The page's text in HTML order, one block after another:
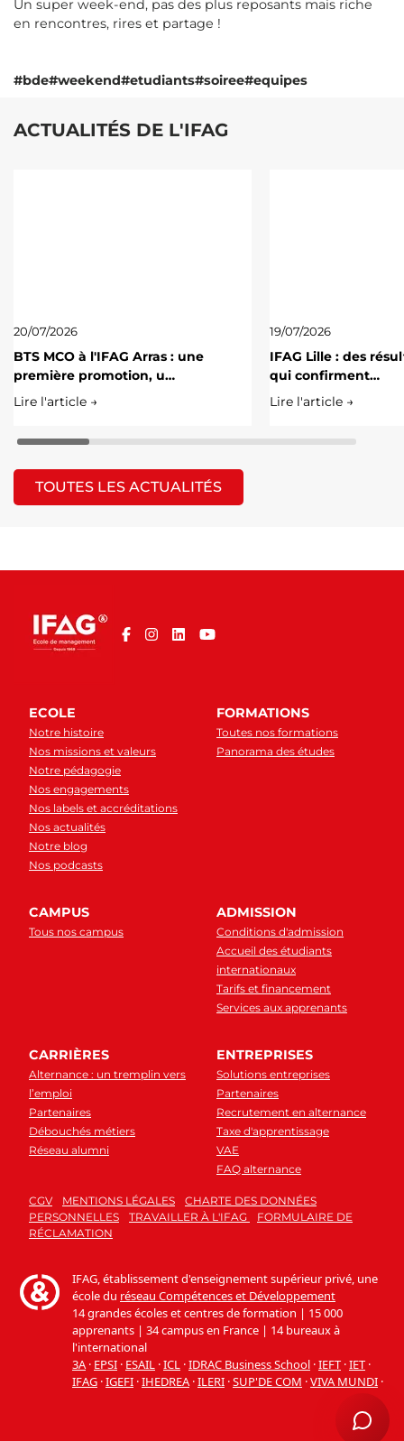
Un super week-end, pas des plus reposants mais riche
en rencontres, rires et partage !
#bde#weekend#etudiants#soiree#equipes
ACTUALITÉS DE L'IFAG
20/07/2026
BTS MCO à l'IFAG Arras : une
première promotion, u…
Lire l'article →
19/07/2026
IFAG Lille : des
qui confirment…
Lire l'article →
TOUTES LES ACTUALITÉS
ECOLE
Notre histoire
Nos missions et valeurs
Notre pédagogie
Nos engagements
Nos labels et accréditations
Nos actualités
Notre blog
Nos podcasts
FORMATIONS
Toutes nos formations
Panorama des études
CAMPUS
Tous nos campus
ADMISSION
Conditions d'admission
Accueil des étudiants
internationaux
Tarifs et financement
Services aux apprenants
CARRIÈRES
Alternance : un tremplin vers
l’emploi
Partenaires
Débouchés métiers
Réseau alumni
ENTREPRISES
Solutions entreprises
Partenaires
Recrutement en alternance
Taxe d'apprentissage
VAE
FAQ alternance
CGV MENTIONS LÉGALES
CHARTE DES DONNÉES
PERSONNELLES
TRAVAILLER À L'IFAG
FORMULAIRE DE
RÉCLAMATION